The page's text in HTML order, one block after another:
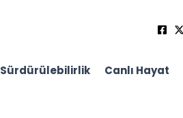
Sürdürülebilirlik Canlı Hayat